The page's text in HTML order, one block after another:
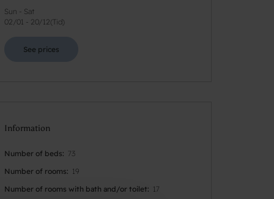
Sun - Sat
02/01 - 20/12( Tid)
See prices
Information
Number of beds
73
Number of rooms
19
Number of rooms with bath and/or toilet
17